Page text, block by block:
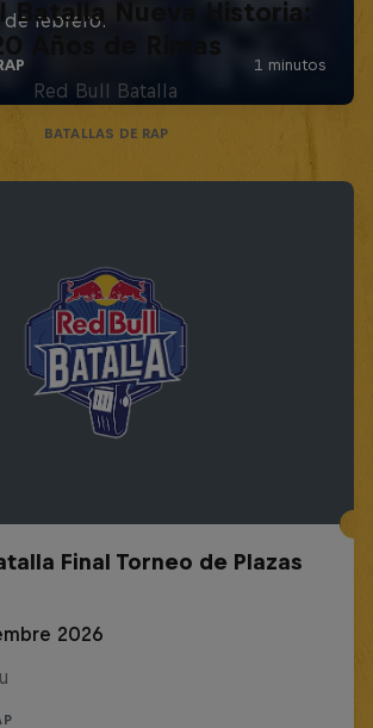
Batalla Nueva Historia:
Años de Rimas
Red Bull Batalla
BATALLAS DE RAP
Final Torneo de Plazas
2026